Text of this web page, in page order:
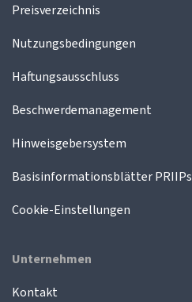
Preisverzeichnis
Nutzungsbedingungen
Haftungsausschluss
Beschwerdemanagement
Hinweisgebersystem
Basisinformationsblätter PRIIPs
Cookie-Einstellungen
Unternehmen
Kontakt